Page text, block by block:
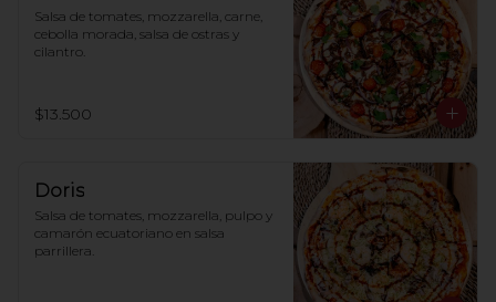
Salsa de tomates, mozzarella, carne,
cebolla morada, salsa de ostras y
cilantro.
$13.500
Doris
Salsa de tomates, mozzarella, pulpo y
camarón ecuatoriano en salsa
parrillera.